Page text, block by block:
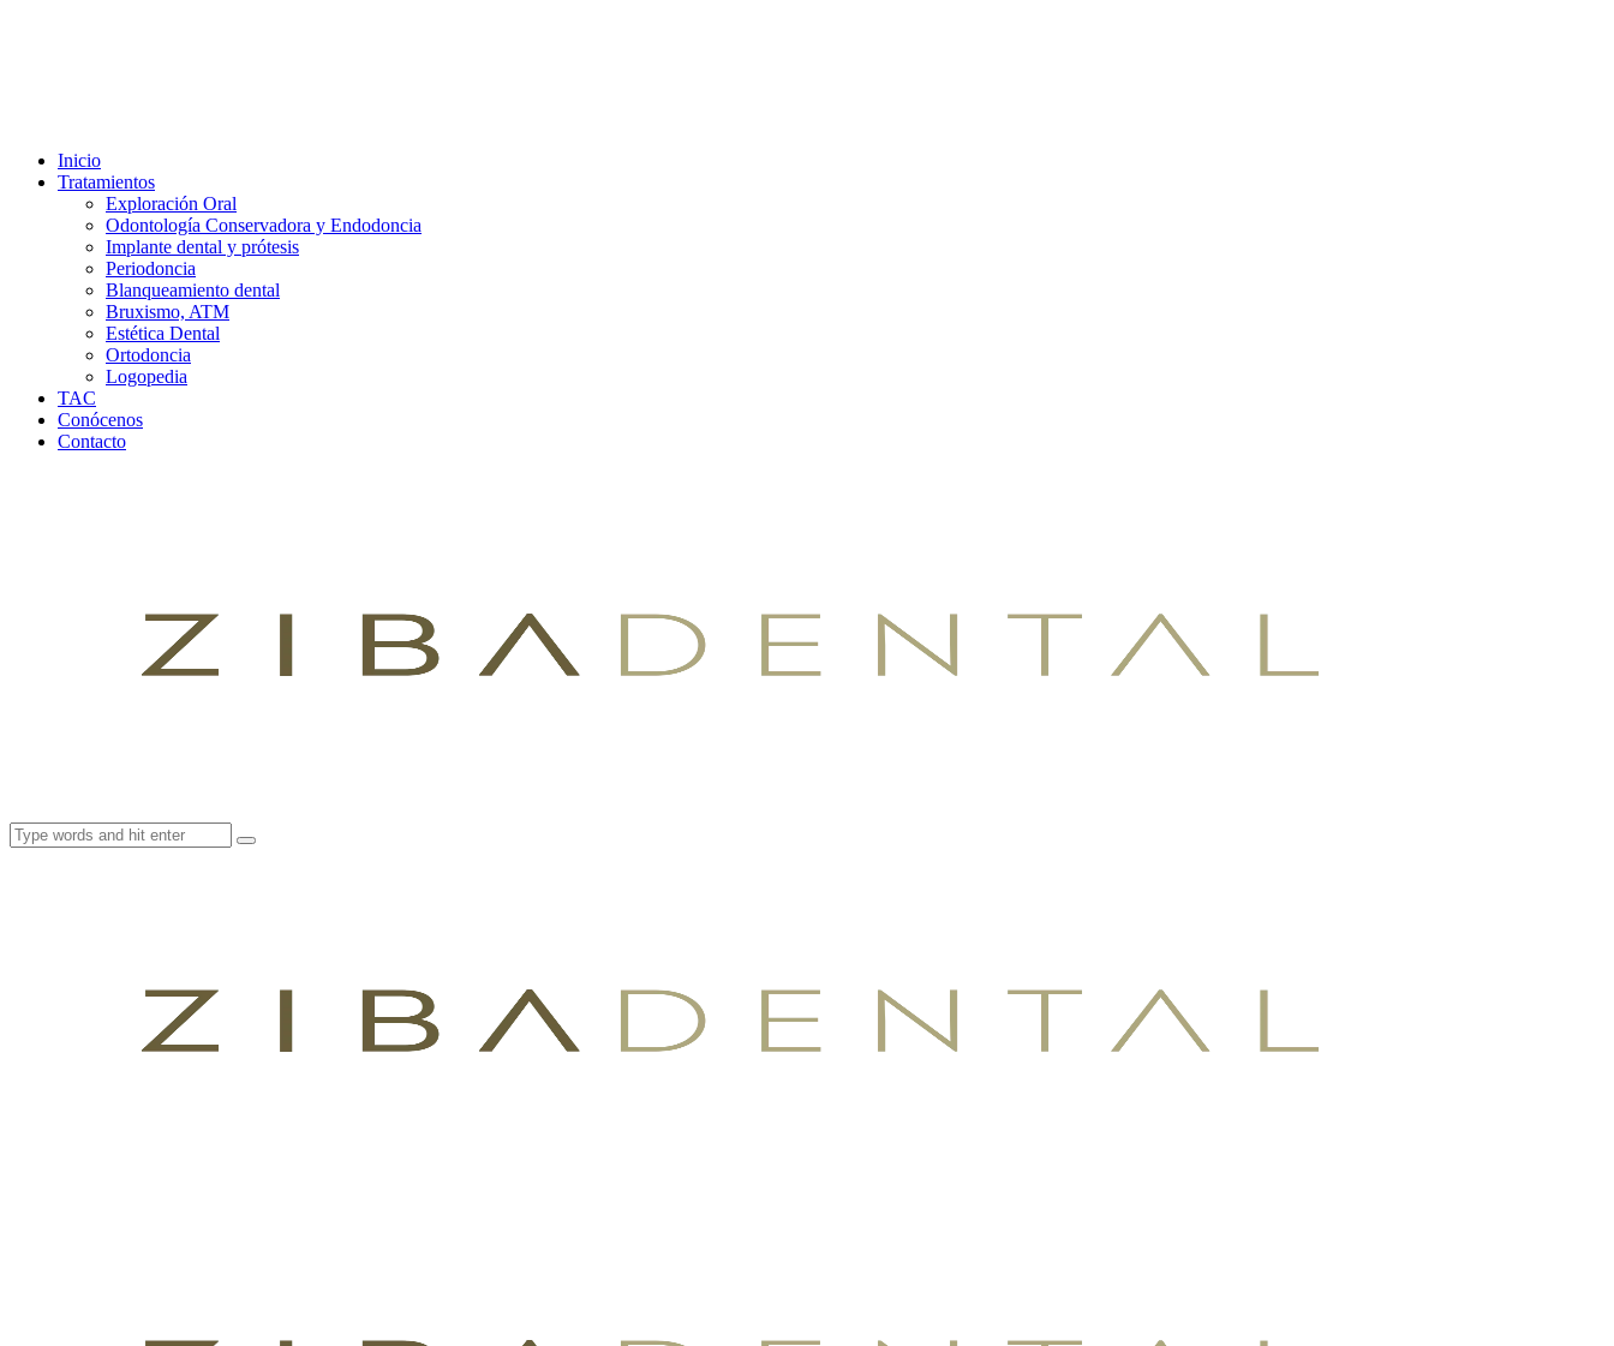
Inicio
Tratamientos
Exploración Oral
Odontología Conservadora y Endodoncia
Implante dental y prótesis
Periodoncia
Blanqueamiento dental
Bruxismo, ATM
Estética Dental
Ortodoncia
Logopedia
TAC
Conócenos
Contacto